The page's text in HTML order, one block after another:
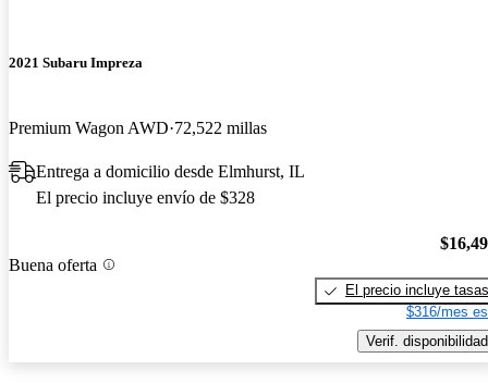
2021 Subaru Impreza
Premium Wagon AWD 72,522 millas
Entrega a domicilio desde Elmhurst, IL
El precio incluye envío de $328
Buena oferta
El precio incluye tasas
$316/mes
Verif. disponibilidad